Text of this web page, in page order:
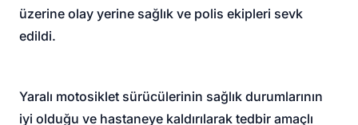
üzerine olay yerine sağlık ve polis ekipleri sevk
edildi.
Yaralı motosiklet sürücülerinin sağlık durumlarının
iyi olduğu ve hastaneye kaldırılarak tedbir amaçlı